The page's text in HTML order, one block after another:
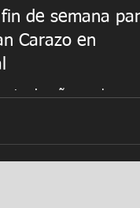
de semana
Carazo en
prueba
sus habilidades al llegar